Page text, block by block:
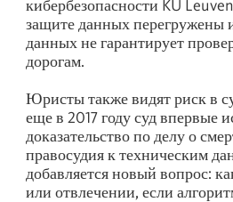
кибербезопасности KU
защите данных перегружены
данных не гарантирует
дорогам.
Юристы также видят риск в
еще в 2017 году суд впервые
доказательство по делу о
правосудия к техническим
добавляется новый вопрос:
или отвлечении, если